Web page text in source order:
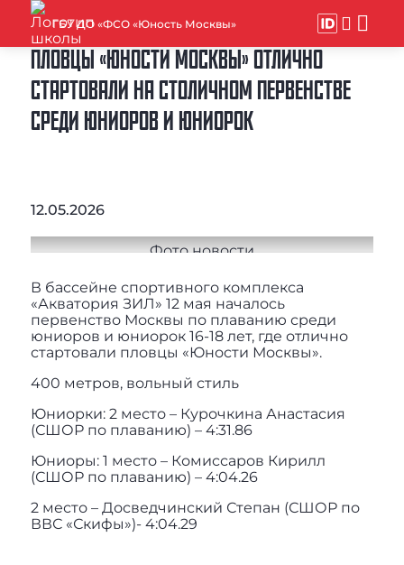
ГБУ ДО «ФСО «Юность Москвы»
ПЛОВЦЫ «ЮНОСТИ МОСКВЫ» ОТЛИЧНО
СТАРТОВАЛИ НА СТОЛИЧНОМ ПЕРВЕНСТВЕ
СРЕДИ ЮНИОРОВ И ЮНИОРОК
12.05.2026
В бассейне спортивного комплекса
«Акватория ЗИЛ» 12 мая началось
первенство Москвы по плаванию среди
юниоров и юниорок 16-18 лет, где отлично
стартовали пловцы «Юности Москвы».
400 метров, вольный стиль
Юниорки: 2 место – Курочкина Анастасия
(СШОР по плаванию) – 4:31.86
Юниоры: 1 место – Комиссаров Кирилл
(СШОР по плаванию) – 4:04.26
2 место – Досведчинский Степан (СШОР по
ВВС «Скифы»)- 4:04.29